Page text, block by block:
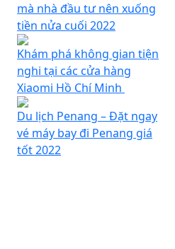
mà nhà đầu tư nên xuống
tiền nửa cuối 2022
Khám phá không gian tiện
nghi tại các cửa hàng
Xiaomi Hồ Chí Minh
Du lịch Penang – Đặt ngay
vé máy bay đi Penang giá
tốt 2022